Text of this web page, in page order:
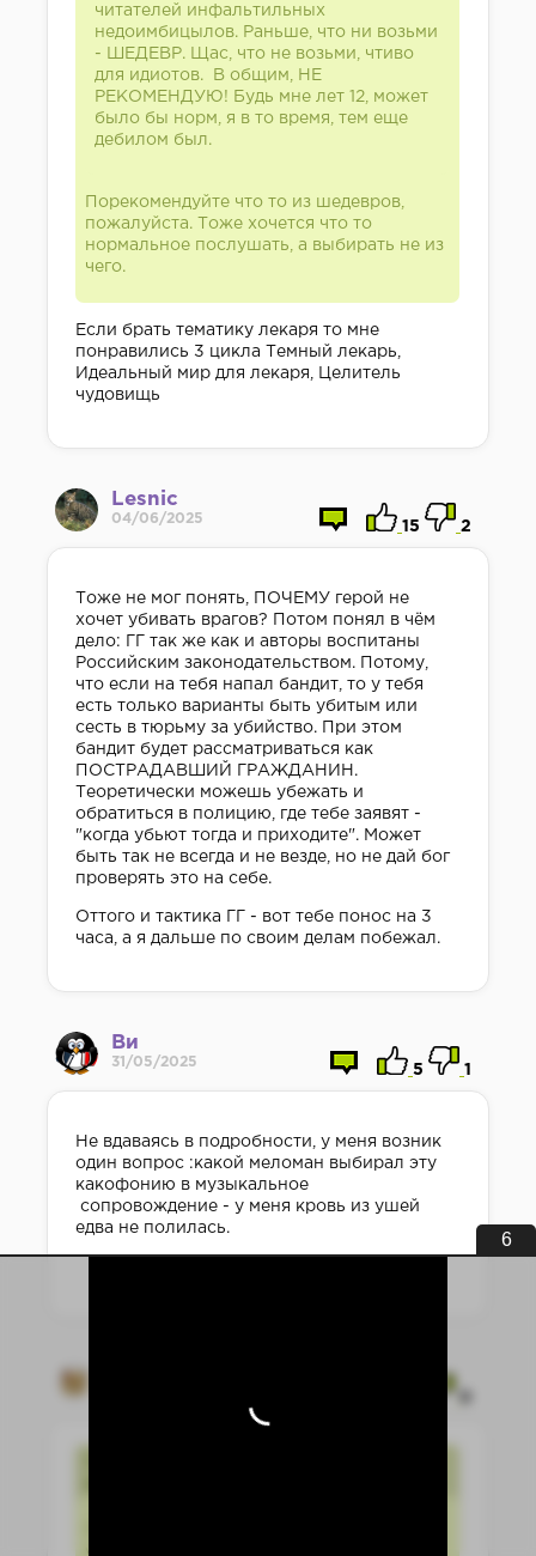
читателей инфальтильных
недоимбицылов. Раньше, что ни возьми
- ШЕДЕВР. Щас, что не возьми, чтиво
для идиотов. В общим, НЕ
РЕКОМЕНДУЮ! Будь мне лет 12, может
было бы норм, я в то время, тем еще
дебилом был.
Порекомендуйте что то из шедевров,
пожалуйста. Тоже хочется что то
нормальное послушать, а выбирать не из
чего.
Если брать тематику лекаря то мне
понравились 3 цикла Темный лекарь,
Идеальный мир для лекаря, Целитель
чудовищь
Lesnic
04/06/2025
15 2
Тоже не мог понять, ПОЧЕМУ герой не
хочет убивать врагов? Потом понял в чём
дело: ГГ так же как и авторы воспитаны
Российским законодательством. Потому,
что если на тебя напал бандит, то у тебя
есть только варианты быть убитым или
сесть в тюрьму за убийство. При этом
бандит будет рассматриваться как
ПОСТРАДАВШИЙ ГРАЖДАНИН.
Теоретически можешь убежать и
обратиться в полицию, где тебе заявят -
"когда убьют тогда и приходите". Может
быть так не всегда и не везде, но не дай бог
проверять это на себе.
Оттого и тактика ГГ - вот тебе понос на 3
часа, а я дальше по своим делам побежал.
Ви
31/05/2025
5 1
Не вдаваясь в подробности, у меня возник
один вопрос :какой меломан выбирал эту
какофонию в музыкальное
сопровождение - у меня кровь из ушей
едва не полилась.
5